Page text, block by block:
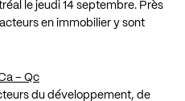
le jeudi 14 septembre. Près
en immobilier y sont
– Qc
du développement, de